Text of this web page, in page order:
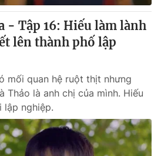
- Tập 16: Hiếu làm lành
lên thành phố lập
mối quan hệ ruột thịt nhưng
Thảo là anh chị của mình. Hiếu
lập nghiệp.